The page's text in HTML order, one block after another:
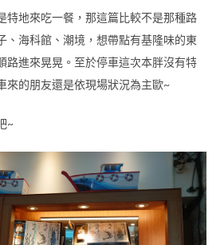
特地來吃一餐，那這篇比較不是那種路
、海科館、潮境，想帶點有基隆味的東
路進來晃晃。至於停車這次本胖沒有特
來的朋友還是依現場狀況為主歐~
~